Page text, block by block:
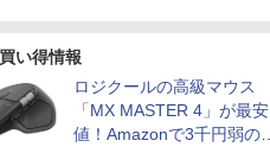
い得情報
ロジクールの高級マウス
「MX MASTER 4」が最安
値！Amazonで3千円弱の割